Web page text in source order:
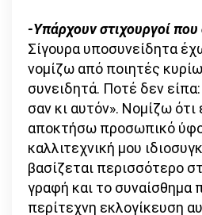
-Υπάρχουν στιχουργοί
Σίγουρα υποσυνείδητα
νομίζω από ποιητές
συνειδητά. Ποτέ δεν
σαν κι αυτόν». Νομίζω
αποκτήσω προσωπικό
καλλιτεχνική μου
βασίζεται περισσότερο
γραφή και το συναίσθημα
περίτεχνη εκλογίκευση